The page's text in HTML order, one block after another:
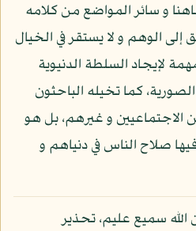
و سائر المواضع من كلامه
إلى الوهم و لا يستقر في الخيال
لإيجاد السلطة الدنيوية
كما تخيله الباحثون
الاجتماعيين و غيرهم، بل هو
صلاح الناس في دنياهم و
الله سميع عليم، تحذير